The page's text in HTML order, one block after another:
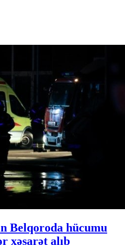
Belqoroda hücumu
xəsarət alıb